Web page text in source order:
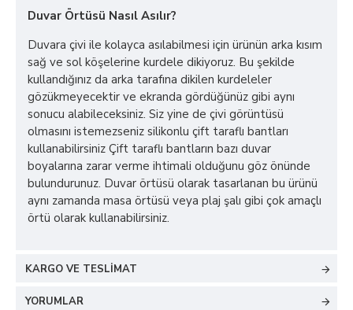
Duvar Örtüsü Nasıl Asılır?
Duvara çivi ile kolayca asılabilmesi için ürünün arka kısım
sağ ve sol köşelerine kurdele dikiyoruz. Bu şekilde
kullandığınız da arka tarafına dikilen kurdeleler
gözükmeyecektir ve ekranda gördüğünüz gibi aynı
sonucu alabileceksiniz. Siz yine de çivi görüntüsü
olmasını istemezseniz silikonlu çift taraflı bantları
kullanabilirsiniz Çift taraflı bantların bazı duvar
boyalarına zarar verme ihtimali olduğunu göz önünde
bulundurunuz. Duvar örtüsü olarak tasarlanan bu ürünü
aynı zamanda masa örtüsü veya plaj şalı gibi çok amaçlı
örtü olarak kullanabilirsiniz.
KARGO VE TESLIMAT
YORUMLAR